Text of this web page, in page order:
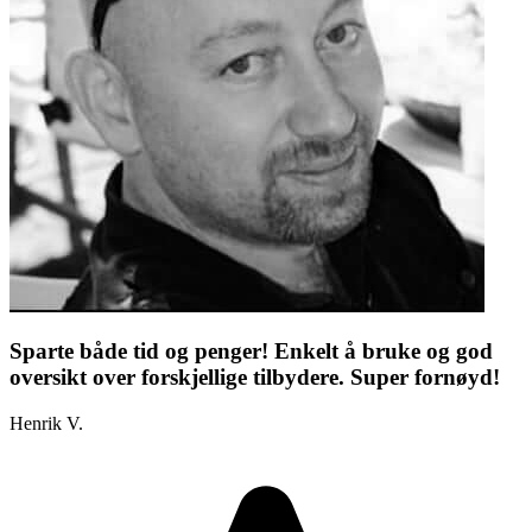
Sparte både tid og penger! Enkelt å bruke og god
oversikt over forskjellige tilbydere. Super fornøyd!
Henrik V.